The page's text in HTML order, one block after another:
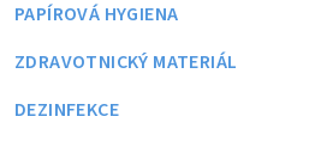
PAPÍROVÁ HYGIENA
ZDRAVOTNICKÝ MATERIÁL
DEZINFEKCE